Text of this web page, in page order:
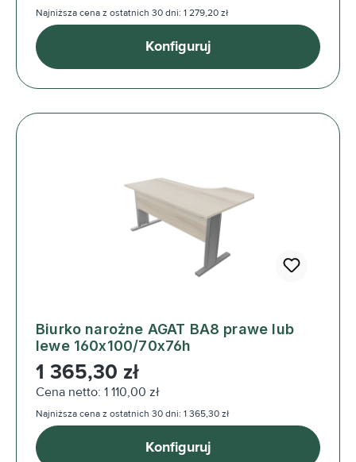
Najniższa cena z ostatnich 30 dni: 1 279,20 zł
Konfiguruj
Biurko narożne AGAT BA8 prawe lub
lewe 160x100/70x76h
Cena regularna:
1 365,30 zł
Cena netto: 1 110,00 zł
Najniższa cena z ostatnich 30 dni: 1 365,30 zł
Konfiguruj